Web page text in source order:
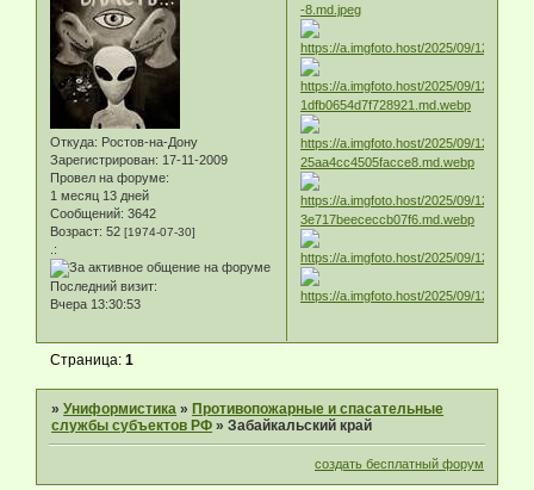
Откуда: Ростов-на-Дону
Зарегистрирован: 17-11-2009
Провел на форуме:
1 месяц 13 дней
Сообщений: 3642
Возраст: 52 [1974-07-30]
.:
Последний визит:
Вчера 13:30:53
Страница:1
»Униформистика » Противопожарные и спасательные
службы субъектов РФ »Забайкальский край
создать бесплатный форум